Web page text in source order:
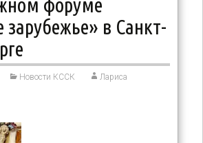
зарубежье» в Санкт-
Новости КССК
Лариса